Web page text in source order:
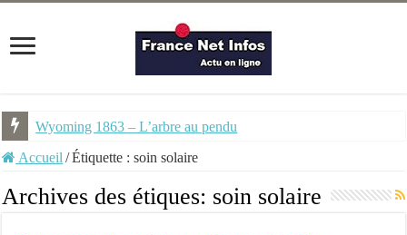
Wyoming 1863 – L’arbre au pendu
Accueil /Étiquette :soin solaire
Archives des étiques: soin solaire